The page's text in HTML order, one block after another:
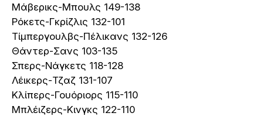
Μάβερικς-Μπουλς 149-138
Ρόκετς-Γκρίζλις 132-101
Τίμπεργουλβς-Πέλικανς 132-126
Θάντερ-Σανς 103-135
Σπερς-Νάγκετς 118-128
Λέικερς-Τζαζ 131-107
Κλίπερς-Γουόριορς 115-110
Μπλέιζερς-Κινγκς 122-110